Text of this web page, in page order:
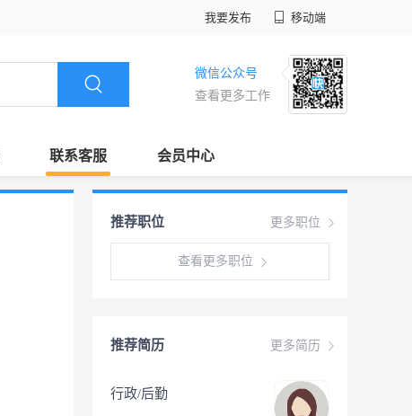
我要发布 移动端
微信公众号
查看更多工作
联系客服 会员中心
更多职位
推荐职位
查看更多职位
更多简历
推荐简历
行政/后勤